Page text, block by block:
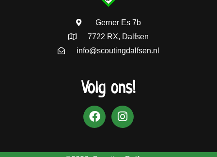
Gerner Es 7b
7722 RX, Dalfsen
info@scoutingdalfsen.nl
Volg ons!